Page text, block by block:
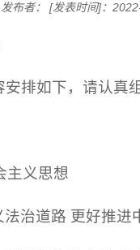
发布者： [发表时间]：
排如下，请认真
主义思想
治道路 更好推